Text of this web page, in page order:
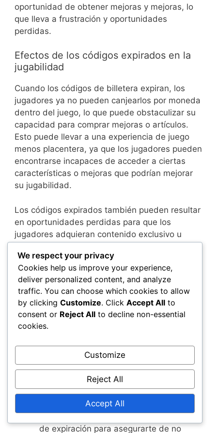
oportunidad de obtener mejoras y mejoras, lo
que lleva a frustración y oportunidades
perdidas.
Efectos de los códigos expirados en la
jugabilidad
Cuando los códigos de billetera expiran, los
jugadores ya no pueden canjearlos por moneda
dentro del juego, lo que puede obstaculizar su
capacidad para comprar mejoras o artículos.
Esto puede llevar a una experiencia de juego
menos placentera, ya que los jugadores pueden
encontrarse incapaces de acceder a ciertas
características o mejoras que podrían mejorar
su jugabilidad.
Los códigos expirados también pueden resultar
en oportunidades perdidas para que los
jugadores adquieran contenido exclusivo u
canjea un código antes de su expiración, puede
perder el acceso a artículos únicos que podrían
mejorar su personaje o experiencia de juego.
Además, la frustración de lidiar con códigos
expirados puede restar disfrute general del
juego. Los jugadores pueden sentirse
desanimados si se dan cuenta de que han
perdido recursos valiosos debido a la falta de
conciencia sobre las fechas de expiración.
Siempre verifica la validez de tus códigos
de billetera antes de intentar canjearlos.
Establece recordatorios para las fechas
de expiración para asegurarte de no
We respect your privacy
Cookies help us improve your experience,
deliver personalized content, and analyze
traffic. You can choose which cookies to allow
by clicking Customize. Click Accept All to
consent or Reject All to decline non-essential
cookies.
Customize
Reject All
Accept All